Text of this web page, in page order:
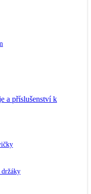
a příslušenství k
držáky